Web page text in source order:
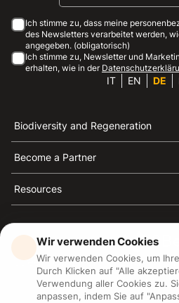
Ich stimme zu, dass meine
des Newsletters verarbeitet werden,
angegeben. (obligatorisch)
Ich stimme zu, Newsletter und
erhalten, wie in der
IT EN DE
Biodiversity and Regeneration
Become a Partner
Resources
3Bee ist die Referenz für
und
Wir verwenden Cookies
Wir verwenden Cookies, um
Durch Klicken auf "Alle
Verwendung aller Cookies zu.
anpassen, indem Sie auf